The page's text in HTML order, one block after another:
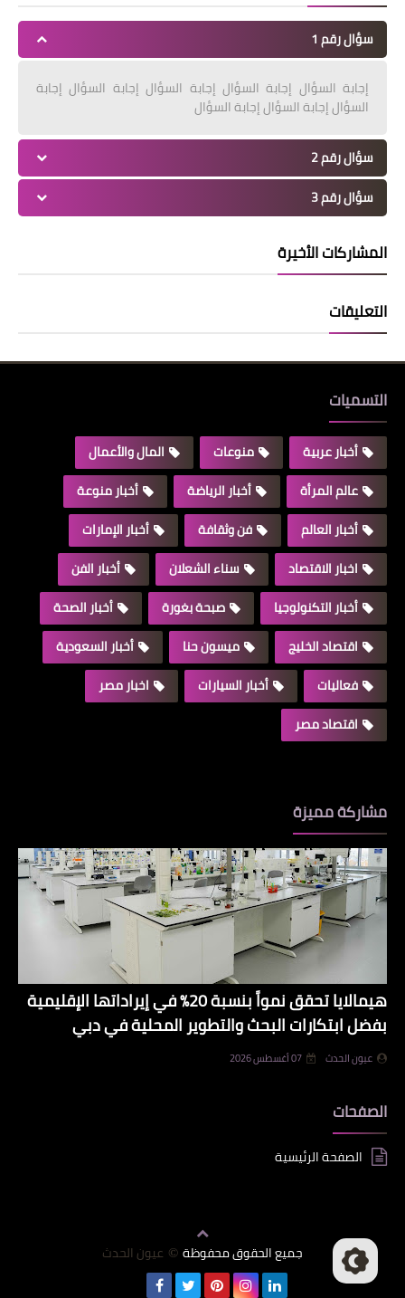
سؤال رقم 1
إجابة السؤال إجابة السؤال إجابة السؤال إجابة السؤال إجابة
السؤال إجابة السؤال إجابة السؤال
سؤال رقم 2
سؤال رقم 3
المشاركات الأخيرة
التعليقات
التسميات
أخبار عربية منوعات
المال والأعمال
عالم المرأة
أخبار الرياضة
أخبار منوعة
أخبار العالم
فن وثقافة
أخبار الإمارات
اخبار الاقتصاد
سناء الشعلان
أخبار الفن
أخبار التكنولوجيا
صبحة بغورة
أخبار الصحة
اقتصاد الخليج
ميسون حنا
أخبار السعودية
فعاليات
أخبار السيارات
اخبار مصر
اقتصاد مصر
مشاركة مميزة
هيمالايا تحقق نمواً بنسبة 20% في إيراداتها الإقليمية
بفضل ابتكارات البحث والتطوير المحلية في دبي
عيون الحدث 07 أغسطس 2026
الصفحات
الصفحة الرئيسية
جميع الحقوق محفوظة © عيون الحدث